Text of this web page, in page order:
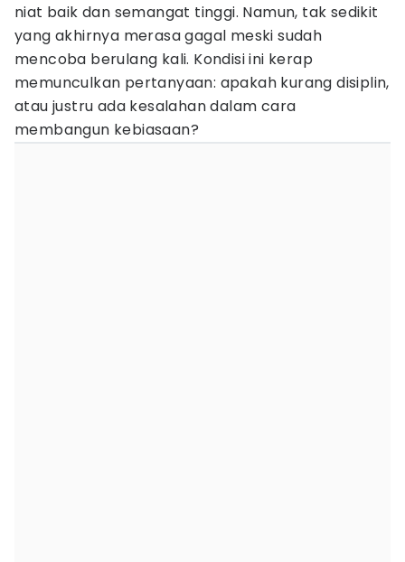
niat baik dan semangat tinggi. Namun, tak sedikit
yang akhirnya merasa gagal meski sudah
mencoba berulang kali. Kondisi ini kerap
memunculkan pertanyaan: apakah kurang disiplin,
atau justru ada kesalahan dalam cara
membangun kebiasaan?